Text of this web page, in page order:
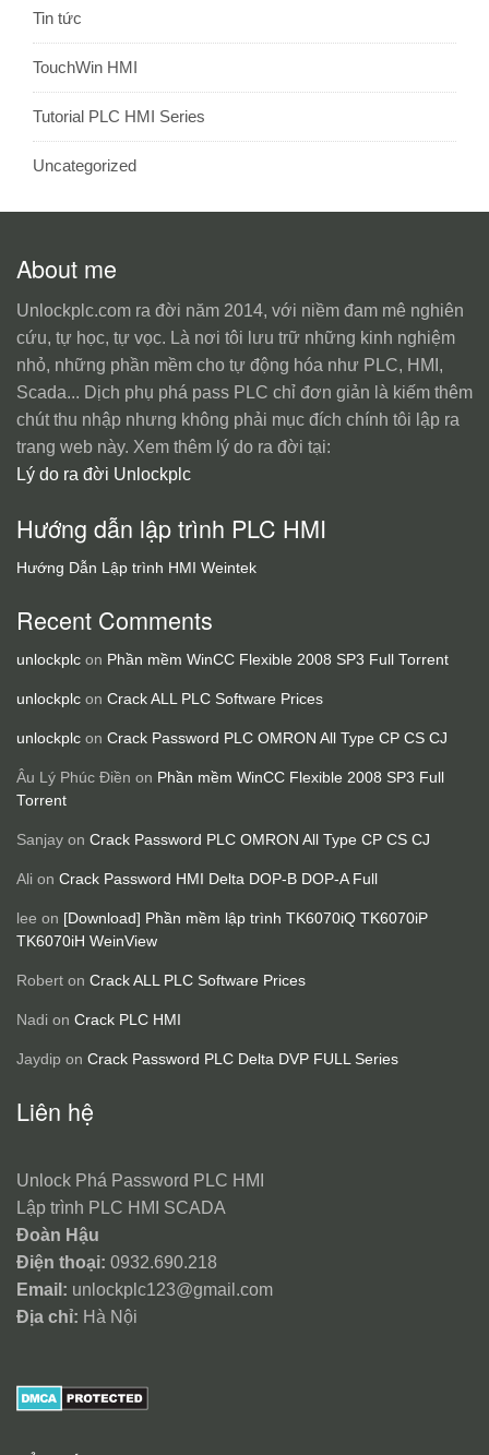
Tin tức
TouchWin HMI
Tutorial PLC HMI Series
Uncategorized
About me
Unlockplc.com ra đời năm 2014, với niềm đam mê nghiên
cứu, tự học, tự vọc. Là nơi tôi lưu trữ những kinh nghiệm
nhỏ, những phần mềm cho tự động hóa như PLC, HMI,
Scada... Dịch phụ phá pass PLC chỉ đơn giản là kiếm thêm
chút thu nhập nhưng không phải mục đích chính tôi lập ra
trang web này. Xem thêm lý do ra đời tại:
Lý do ra đời Unlockplc
Hướng dẫn lập trình PLC HMI
Hướng Dẫn Lập trình HMI Weintek
Recent Comments
unlockplc on Phần mềm WinCC Flexible 2008 SP3 Full Torrent
unlockplc on Crack ALL PLC Software Prices
unlockplc on Crack Password PLC OMRON All Type CP CS CJ
Âu Lý Phúc Điền on Phần mềm WinCC Flexible 2008 SP3 Full
Torrent
Sanjay on Crack Password PLC OMRON All Type CP CS CJ
Ali on Crack Password HMI Delta DOP-B DOP-A Full
lee on [Download] Phần mềm lập trình TK6070iQ TK6070iP
TK6070iH WeinView
Robert on Crack ALL PLC Software Prices
Nadi on Crack PLC HMI
Jaydip on Crack Password PLC Delta DVP FULL Series
Liên hệ
Unlock Phá Password PLC HMI
Lập trình PLC HMI SCADA
Đoàn Hậu
Điện thoại: 0932.690.218
Email: unlockplc123@gmail.com
Địa chỉ: Hà Nội